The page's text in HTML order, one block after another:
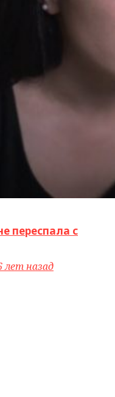
переспала с
лет назад